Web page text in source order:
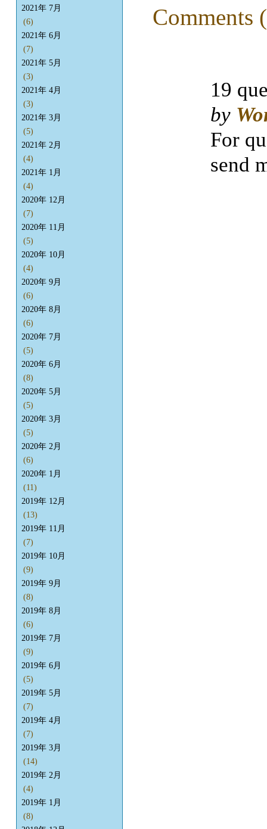
Comments
2021年 7月
(6)
2021年 6月
(7)
2021年 5月
(3)
2021年 4月
(3)
2021年 3月
(5)
2021年 2月
(4)
2021年 1月
(4)
2020年 12月
(7)
2020年 11月
(5)
2020年 10月
(4)
2020年 9月
(6)
2020年 8月
(6)
2020年 7月
(5)
2020年 6月
(8)
2020年 5月
(5)
2020年 3月
(5)
2020年 2月
(6)
2020年 1月
(11)
2019年 12月
(13)
2019年 11月
(7)
2019年 10月
(9)
2019年 9月
(8)
2019年 8月
(6)
2019年 7月
(9)
2019年 6月
(5)
2019年 5月
(7)
2019年 4月
(7)
2019年 3月
(14)
2019年 2月
(4)
2019年 1月
(8)
19
by
For
send